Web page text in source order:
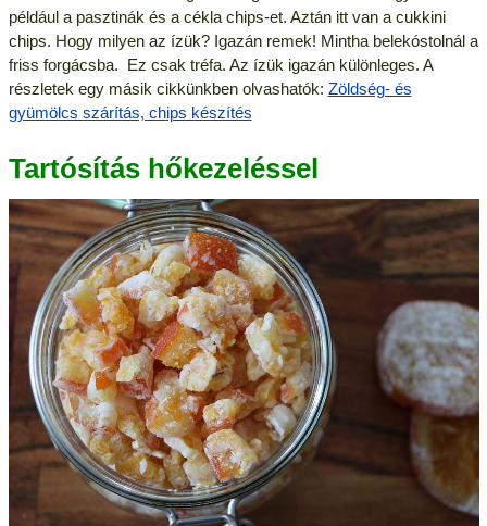
például a pasztinák és a cékla chips-et. Aztán itt van a cukkini
chips. Hogy milyen az ízük? Igazán remek! Mintha belekóstolnál a
friss forgácsba. Ez csak tréfa. Az ízük igazán különleges. A
részletek egy másik cikkünkben olvashatók: Zöldség- és
gyümölcs szárítás, chips készítés
Tartósítás hőkezeléssel